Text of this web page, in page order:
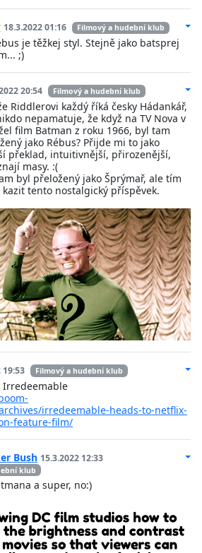
18.3.2022 01:16 Filmový a hudební klub
je těžkej styl. Stejně jako batsprej
;)
20:54 Filmový a hudební klub
Riddlerovi každý říká česky Hádankář,
nepamatuje, že když na TV Nova v
film Batman z roku 1966, byl tam
jako Rébus? Přijde mi to jako
překlad, intuitivnější, přirozenější,
masy. :(
byl přeložený jako Šprýmař, ale tím
tento nostalgický příspěvek.
19:53 Filmový a hudební klub
Irredeemable
irredeemable-heads-to-netflix-
feature-film/
Bush 15.3.2022 12:33
klub
a super, no:)